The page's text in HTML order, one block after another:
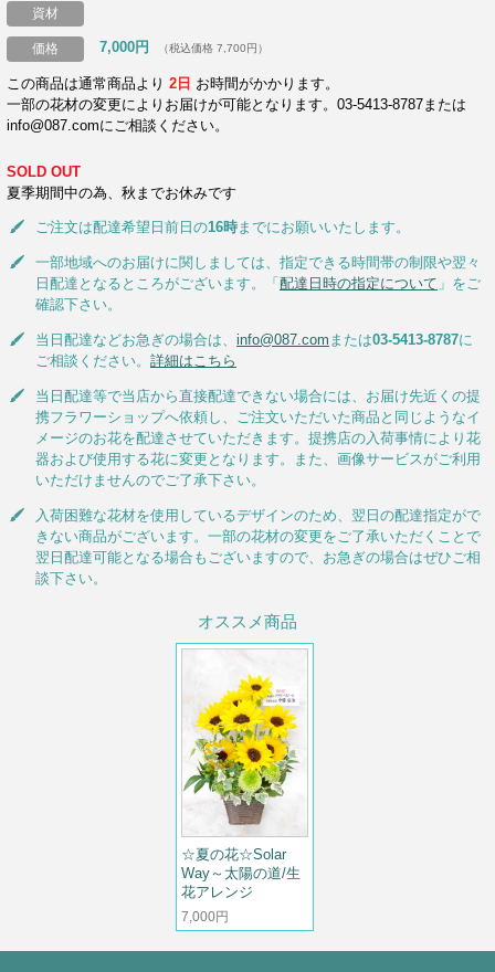
資材
価格 7,000円 （税込価格 7,700円）
この商品は通常商品より2日 お時間がかかります。
一部の花材の変更によりお届けが可能となります。03-5413-8787または
info@087.comにご相談ください。
SOLD OUT
夏季期間中の為、秋までお休みです
ご注文は配達希望日前日の16時までにお願いいたします。
一部地域へのお届けに関しましては、指定できる時間帯の制限や翌々
日配達となるところがございます。「 配達日時の指定について 」をご
確認下さい。
当日配達などお急ぎの場合は、 info@087.com または03-5413-8787に
ご相談ください。 詳細はこちら
当日配達等で当店から直接配達できない場合には、お届け先近くの提
携フラワーショップへ依頼し、ご注文いただいた商品と同じようなイ
メージのお花を配達させていただきます。提携店の入荷事情により花
器および使用する花に変更となります。また、画像サービスがご利用
いただけませんのでご了承下さい。
入荷困難な花材を使用しているデザインのため、翌日の配達指定がで
きない商品がございます。一部の花材の変更をご了承いただくことで
翌日配達可能となる場合もございますので、お急ぎの場合はぜひご相
談下さい。
オススメ商品
☆夏の花☆Solar
Way～太陽の道/生
花アレンジ
7,000円